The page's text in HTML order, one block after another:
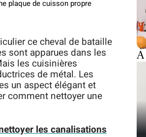
plaque de cuisson propre
ce cheval de bataille
sont apparues dans les
les cuisinières
de métal. Les
un aspect élégant et
comment nettoyer une
les canalisations